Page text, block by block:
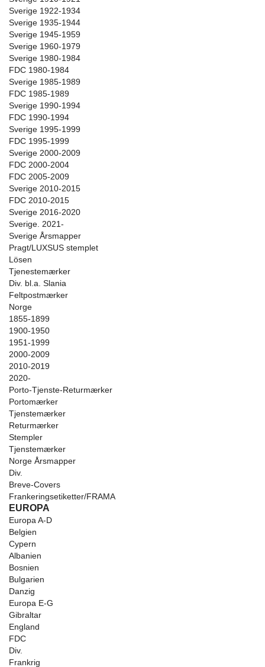
Sverige 1922-1934
Sverige 1935-1944
Sverige 1945-1959
Sverige 1960-1979
Sverige 1980-1984
FDC 1980-1984
Sverige 1985-1989
FDC 1985-1989
Sverige 1990-1994
FDC 1990-1994
Sverige 1995-1999
FDC 1995-1999
Sverige 2000-2009
FDC 2000-2004
FDC 2005-2009
Sverige 2010-2015
FDC 2010-2015
Sverige 2016-2020
Sverige. 2021-
Sverige Årsmapper
Pragt/LUXSUS stemplet
Lösen
Tjenestemærker
Div. bl.a. Slania
Feltpostmærker
Norge
1855-1899
1900-1950
1951-1999
2000-2009
2010-2019
2020-
Porto-Tjenste-Returmærker
Portomærker
Tjenstemærker
Returmærker
Stempler
Tjenstemærker
Norge Årsmapper
Div.
Breve-Covers
Frankeringsetiketter/FRAMA
EUROPA
Europa A-D
Belgien
Cypern
Albanien
Bosnien
Bulgarien
Danzig
Europa E-G
Gibraltar
England
FDC
Div.
Frankrig